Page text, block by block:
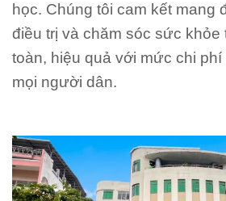
học. Chúng tôi cam kết mang
điều trị và chăm sóc sức khỏe
toàn, hiệu quả với mức chi
mọi người dân.